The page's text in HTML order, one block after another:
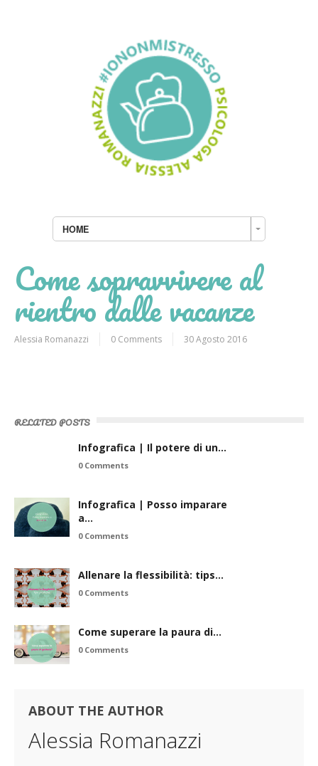
HOME
Come sopravvivere al
rientro dalle vacanze
Alessia Romanazzi 0 Comments 30 Agosto 2016
RELATED POSTS
Infografica | Il potere di un…
0 Comments
Infografica | Posso imparare
a…
0 Comments
Allenare la flessibilità: tips…
0 Comments
Come superare la paura di…
0 Comments
ABOUT THE AUTHOR
Alessia Romanazzi